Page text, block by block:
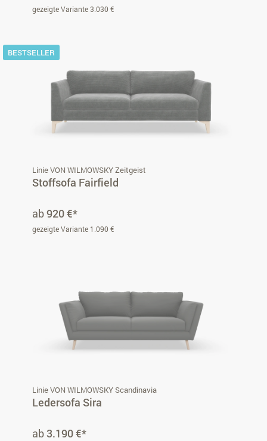
gezeigte Variante 3.030 €
BESTSELLER
Linie VON WILMOWSKY Zeitgeist
Stoffsofa Fairfield
ab920 €*
gezeigte Variante 1.090 €
Linie VON WILMOWSKY Scandinavia
Ledersofa Sira
ab 3.190 €*